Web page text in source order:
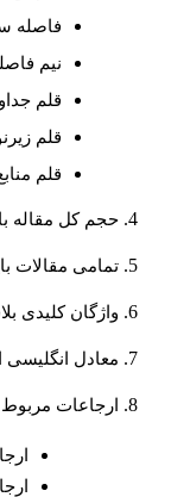
فاصله
نيم
قلم
قلم
قلم منابع
حجم کل مقاله با احتساب
تمامی مقالات باید
واژگان کلیدی
معادل
ارجاعات